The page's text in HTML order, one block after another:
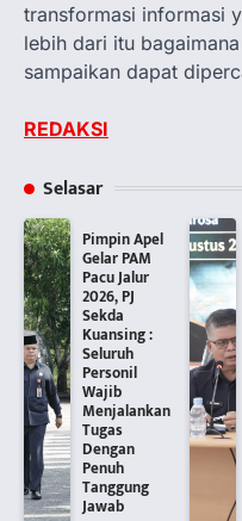
transformasi informasi
lebih dari itu
sampaikan dapat
REDAKSI
Selasar
Pimpin Apel
Gelar PAM
Pacu Jalur
2026, PJ
Sekda
Kuansing :
Seluruh
Personil
Wajib
Menjalankan
Tugas
Dengan
Penuh
Tanggung
Jawab